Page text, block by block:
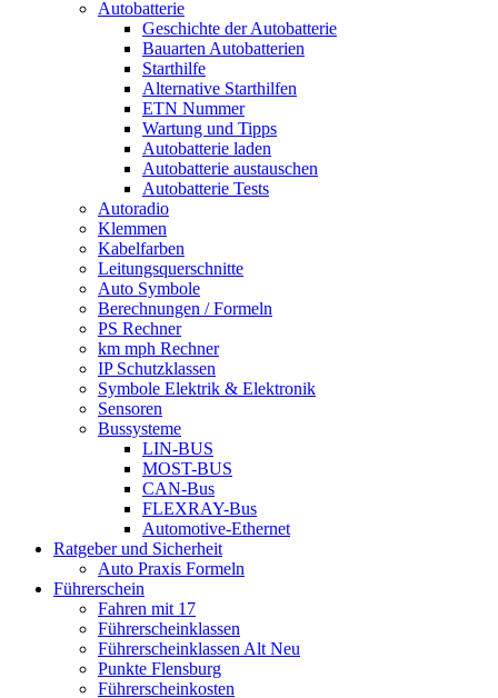
Autobatterie
Geschichte der Autobatterie
Bauarten Autobatterien
Starthilfe
Alternative Starthilfen
ETN Nummer
Wartung und Tipps
Autobatterie laden
Autobatterie austauschen
Autobatterie Tests
Autoradio
Klemmen
Kabelfarben
Leitungsquerschnitte
Auto Symbole
Berechnungen / Formeln
PS Rechner
km mph Rechner
IP Schutzklassen
Symbole Elektrik & Elektronik
Sensoren
Bussysteme
LIN-BUS
MOST-BUS
CAN-Bus
FLEXRAY-Bus
Automotive-Ethernet
Ratgeber und Sicherheit
Auto Praxis Formeln
Führerschein
Fahren mit 17
Führerscheinklassen
Führerscheinklassen Alt Neu
Punkte Flensburg
Führerscheinkosten